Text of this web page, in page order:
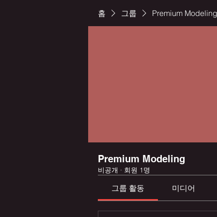
홈 그룹 Premium Modeling
Premium Modeling
비공개 · 회원 1명
그룹 활동 미디어